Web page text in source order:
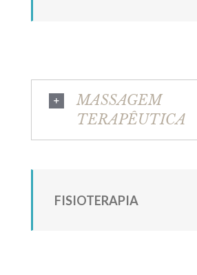
MASSAGEM
TERAPÊUTICA
FISIOTERAPIA